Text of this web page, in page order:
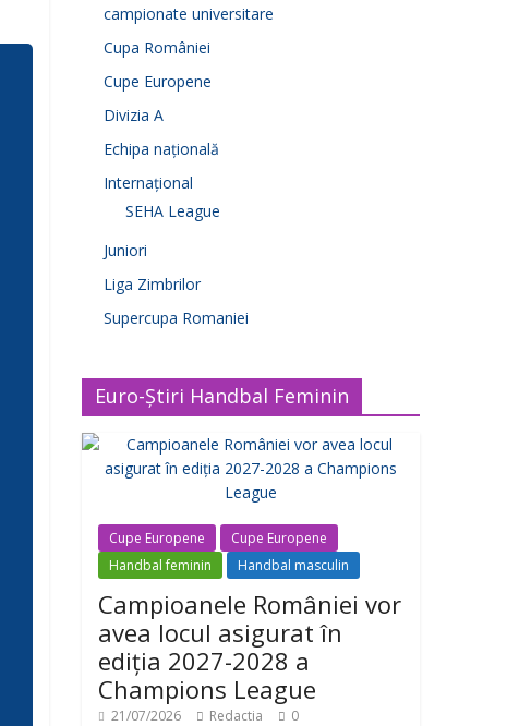
campionate universitare
Cupa României
Cupe Europene
Divizia A
Echipa națională
Internațional
SEHA League
Juniori
Liga Zimbrilor
Supercupa Romaniei
Euro-Știri Handbal Feminin
Cupe Europene
Cupe Europene
Handbal feminin
Handbal masculin
Campioanele României vor
avea locul asigurat în
ediția 2027-2028 a
Champions League
21/07/2026 Redactia 0